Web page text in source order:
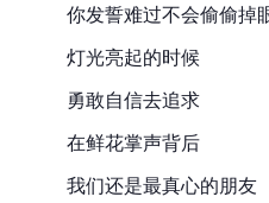
你发誓难过不会偷偷掉
灯光亮起的时候
勇敢自信去追求
在鲜花掌声背后
我们还是最真心的朋友